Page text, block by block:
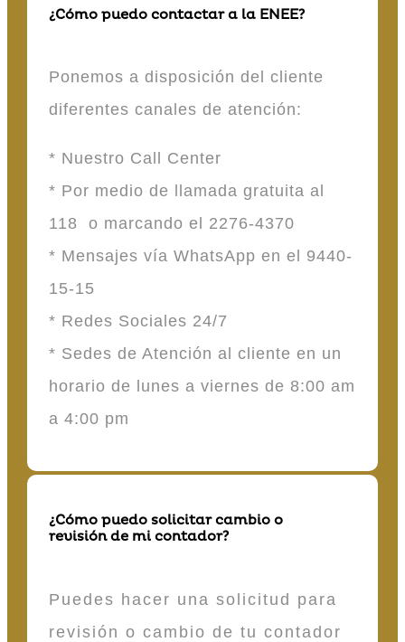
¿Cómo puedo contactar a la ENEE?
Ponemos a disposición del cliente
diferentes canales de atención:
* Nuestro Call Center
* Por medio de llamada gratuita al
118 o marcando el 2276-4370
* Mensajes vía WhatsApp en el 9440-
15-15
* Redes Sociales 24/7
* Sedes de Atención al cliente en un
horario de lunes a viernes de 8:00 am
a 4:00 pm
¿Cómo puedo solicitar cambio o
revisión de mi contador?
Puedes hacer una solicitud para
revisión o cambio de tu contador